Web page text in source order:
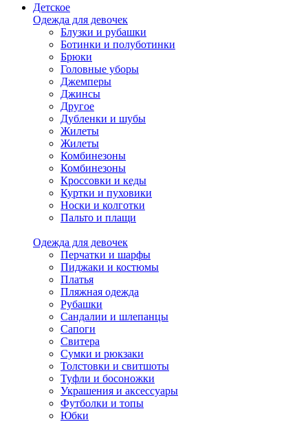
Детское
Одежда для девочек
Блузки и рубашки
Ботинки и полуботинки
Брюки
Головные уборы
Джемперы
Джинсы
Другое
Дубленки и шубы
Жилеты
Жилеты
Комбинезоны
Комбинезоны
Кроссовки и кеды
Куртки и пуховики
Носки и колготки
Пальто и плащи
Одежда для девочек
Перчатки и шарфы
Пиджаки и костюмы
Платья
Пляжная одежда
Рубашки
Сандалии и шлепанцы
Сапоги
Свитера
Сумки и рюкзаки
Толстовки и свитшоты
Туфли и босоножки
Украшения и аксессуары
Футболки и топы
Юбки